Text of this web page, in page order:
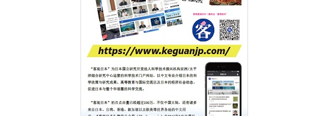
日本成立“以人为本AI联盟”——力争借助AI拓
展社会公众创造力，依托产学合作推进研发
科学研究
大阪大学开发出膜脂质可视化工具，使脂质
探针的高效开发成为可能
科学研究
立教大学在试管内构建长链人工基因组DNA
自我复制系统，有望实现携带大量基因的人
日本科学未
来馆 科学交
流员
小岩井忠道 泷川 进 戴维